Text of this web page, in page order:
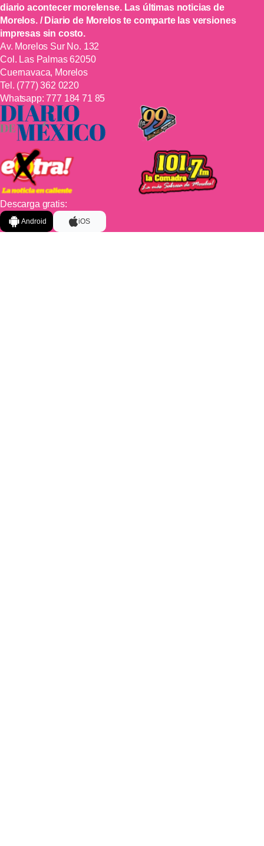
diario acontecer morelense. Las últimas noticias de
Morelos. / Diario de Morelos te comparte las versiones
impresas sin costo.
Av. Morelos Sur No. 132
Col. Las Palmas 62050
Cuernavaca, Morelos
Tel. (777) 362 0220
Whatsapp:777 184 71 85
Descarga gratis:
Android iOS